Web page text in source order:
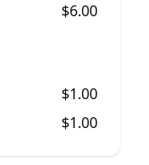
$6.00
$1.00
$1.00